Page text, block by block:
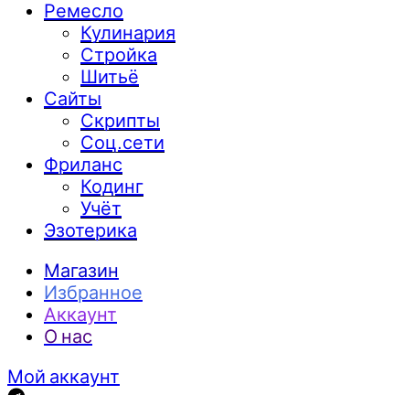
Ремесло
Кулинария
Стройка
Шитьё
Сайты
Скрипты
Соц.сети
Фриланс
Кодинг
Учёт
Эзотерика
Магазин
Избранное
Аккаунт
О нас
Мой аккаунт